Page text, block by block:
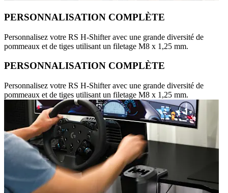
PERSONNALISATION COMPLÈTE
Personnalisez votre RS H-Shifter avec une grande diversité de
pommeaux et de tiges utilisant un filetage M8 x 1,25 mm.
PERSONNALISATION COMPLÈTE
Personnalisez votre RS H-Shifter avec une grande diversité de
pommeaux et de tiges utilisant un filetage M8 x 1,25 mm.